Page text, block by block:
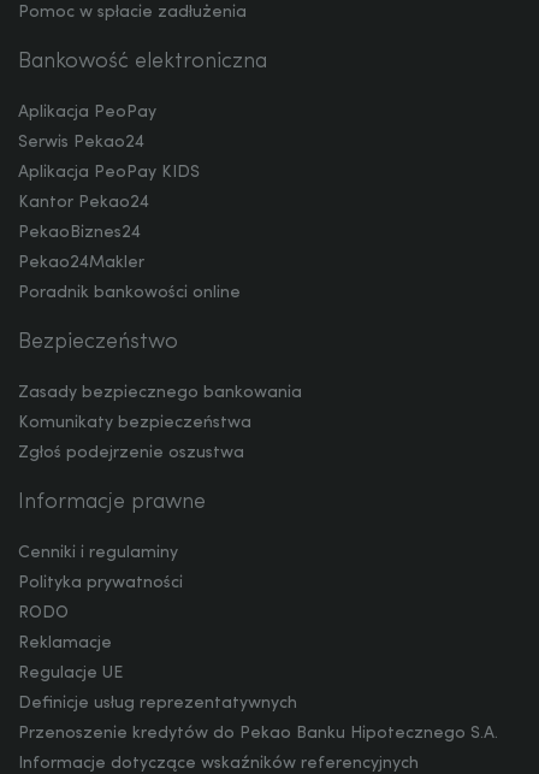
ZAR
Pomoc w spłacie zadłużenia
Bankowość elektroniczna
Aplikacja PeoPay
Serwis Pekao24
Aplikacja PeoPay KIDS
Kantor Pekao24
PekaoBiznes24
Pekao24Makler
Poradnik bankowości online
Bezpieczeństwo
Zasady bezpiecznego bankowania
Komunikaty bezpieczeństwa
Zgłoś podejrzenie oszustwa
Informacje prawne
Cenniki i regulaminy
Polityka prywatności
RODO
Reklamacje
Regulacje UE
Definicje usług reprezentatywnych
Przenoszenie kredytów do Pekao Banku Hipotecznego S.A.
Informacje dotyczące wskaźników referencyjnych